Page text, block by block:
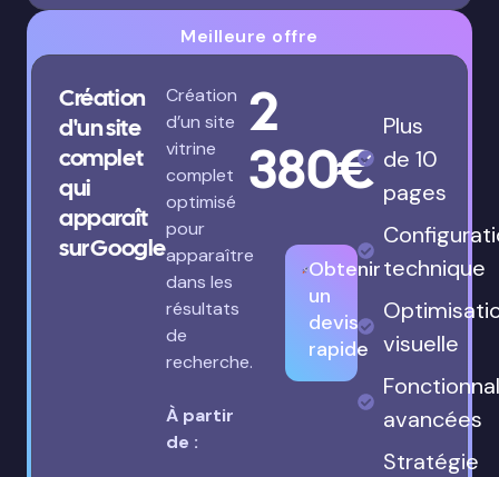
Meilleure offre
Création
d'un site
complet
qui
apparaît
sur Google
Création
d’un site
vitrine
complet
optimisé
pour
apparaître
dans les
résultats
de
recherche.
À partir
de :
2
380€
Obtenir
un
devis
rapide
Plus
de 10
pages
technique
visuelle
avancées
Stratégie